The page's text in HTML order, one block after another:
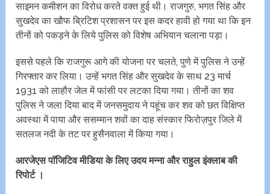
साइमन कमीशन का विरोध करते वक्त हुई थी। राजगुरु, भगत सिंह और
सुखदेव का खौफ ब्रिटिश प्रशासन पर इस कदर हावी हो गया था कि इन
तीनों को पकड़ने के लिये पुलिस को विशेष अभियान चलाना पड़ा।
इससे पहले कि राजगुरू आगे की योजना पर चलते, पुणे में पुलिस ने उन्हें
गिरफ्तार कर लिया। उन्हें भगत सिंह और सुखदेव के साथ 23 मार्च
1931 को लाहौर जेल में फांसी पर लटका दिया गया। तीनों का शव
पुलिस ने जला दिया बाद में जनसमुदाय ने पहूंच कर शव को छत विक्षिप्त
अवस्था में पाया और ससम्मान शवों का दाह संस्कार फिरोज़पुर जिले में
सतलज नदी के तट पर हुसैनवाला में किया गया।
आरजेएस पाॅजिटिव मीडिया के लिए उदय मन्ना और राहुल इंक्लाब की
रिपोर्ट ।